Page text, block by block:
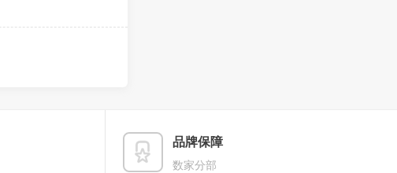
品牌保障
数家分部